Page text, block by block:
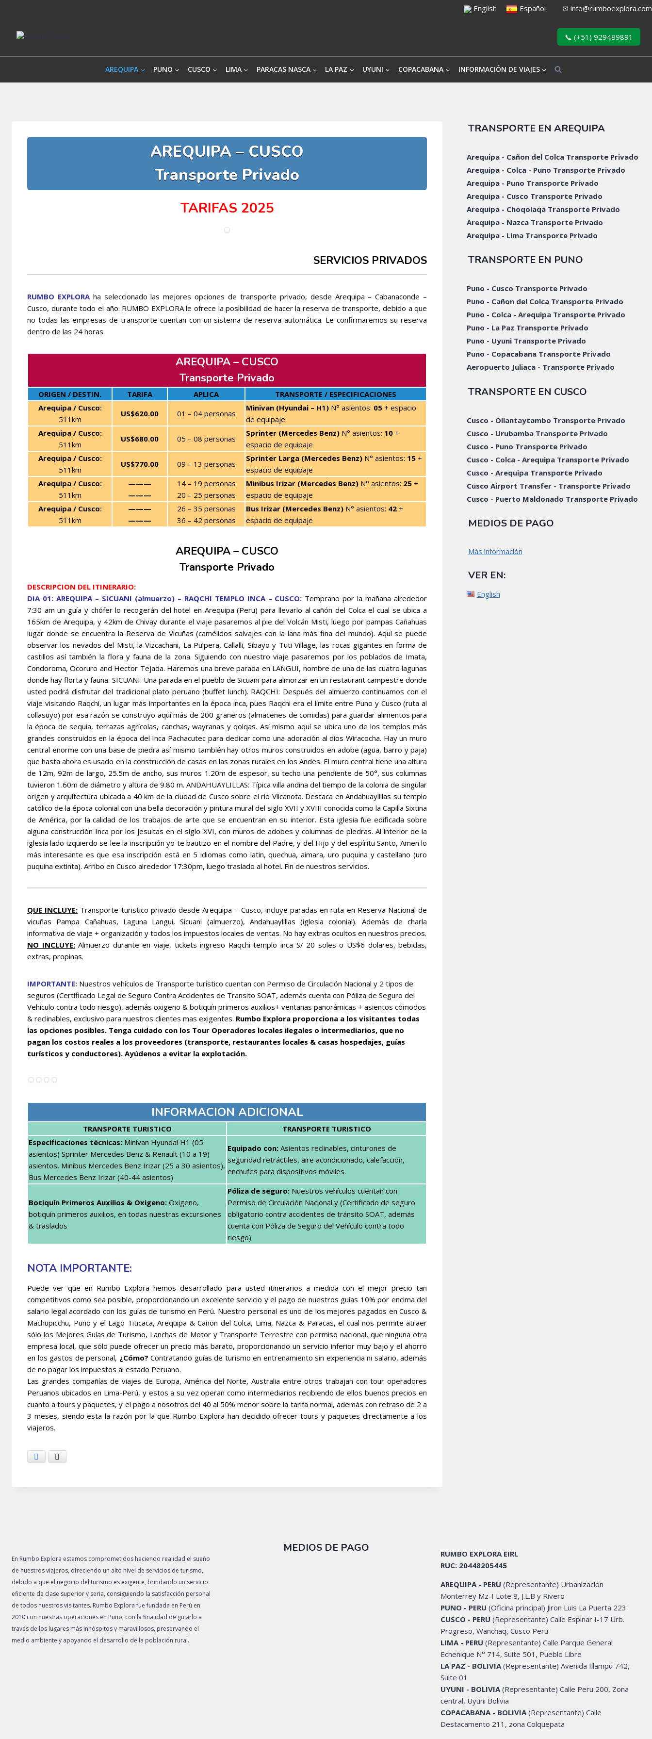
contenido
English Español ✉ info@rumboexplora.com
📞 (+51) 929489891
AREQUIPA PUNO CUSCO LIMA PARACAS NASCA LA PAZ UYUNI COPACABANA INFORMACIÓN DE VIAJES
AREQUIPA – CUSCO
Transporte Privado
TARIFAS 2025
SERVICIOS PRIVADOS
RUMBO EXPLORAha seleccionado las mejores opciones de transporte privado, desde Arequipa – Cabanaconde –
Cusco, durante todo el año. RUMBO EXPLORA le ofrece la posibilidad de hacer la reserva de transporte, debido a que
no todas las empresas de transporte cuentan con un sistema de reserva automática. Le confirmaremos su reserva
dentro de las 24 horas.
AREQUIPA – CUSCO
Transporte Privado
ORIGEN / DESTIN. TARIFA APLICA
TRANSPORTE / ESPECIFICACIONES
Arequipa / Cusco:
511km
US$620.00 01 – 04 personas
Minivan (Hyundai – H1) N° asientos: 05 + espacio
de equipaje
Arequipa / Cusco:
511km
US$680.00 05 – 08 personas
Sprinter (Mercedes Benz) N° asientos: 10 +
espacio de equipaje
Arequipa / Cusco:
511km
US$770.00 09 – 13 personas
Sprinter Larga (Mercedes Benz) N° asientos: 15 +
espacio de equipaje
Arequipa / Cusco:
511km
———
———
14 – 19 personas
20 – 25 personas
Minibus Irizar (Mercedes Benz) N° asientos: 25 +
espacio de equipaje
Arequipa / Cusco:
511km
———
———
26 – 35 personas
36 – 42 personas
Bus Irizar (Mercedes Benz) N° asientos: 42 +
espacio de equipaje
AREQUIPA – CUSCO
Transporte Privado
DESCRIPCION DEL ITINERARIO:
DIA 01: AREQUIPA – SICUANI (almuerzo) – RAQCHI TEMPLO INCA – CUSCO: Temprano por la mañana alrededor
7:30 am un guía y chófer lo recogerán del hotel en Arequipa (Peru) para llevarlo al cañón del Colca el cual se ubica a
165km de Arequipa, y 42km de Chivay durante el viaje pasaremos al pie del Volcán Misti, luego por pampas Cañahuas
lugar donde se encuentra la Reserva de Vicuñas (camélidos salvajes con la lana más fina del mundo). Aquí se puede
observar los nevados del Misti, la Vizcachani, La Pulpera, Callalli, Sibayo y Tuti Village, las rocas gigantes en forma de
castillos así también la flora y fauna de la zona. Siguiendo con nuestro viaje pasaremos por los poblados de Imata,
Condoroma, Ocoruro and Hector Tejada. Haremos una breve parada en LANGUI, nombre de una de las cuatro lagunas
donde hay florta y fauna. SICUANI: Una parada en el pueblo de Sicuani para almorzar en un restaurant campestre donde
usted podrá disfrutar del tradicional plato peruano (buffet lunch). RAQCHI: Después del almuerzo continuamos con el
viaje visitando Raqchi, un lugar más importantes en la época inca, pues Raqchi era el límite entre Puno y Cusco (ruta al
collasuyo) por esa razón se construyo aquí más de 200 graneros (almacenes de comidas) para guardar alimentos para
la época de sequia, terrazas agrícolas, canchas, wayranas y qolqas. Así mismo aquí se ubica uno de los templos más
grandes construidos en la época del Inca Pachacutec para dedicar como una adoración al dios Wiracocha. Hay un muro
central enorme con una base de piedra así mismo también hay otros muros construidos en adobe (agua, barro y paja)
que hasta ahora es usado en la construcción de casas en las zonas rurales en los Andes. El muro central tiene una altura
de 12m, 92m de largo, 25.5m de ancho, sus muros 1.20m de espesor, su techo una pendiente de 50°, sus columnas
tuvieron 1.60m de diámetro y altura de 9.80 m. ANDAHUAYLILLAS: Típica villa andina del tiempo de la colonia de singular
origen y arquitectura ubicada a 40 km de la ciudad de Cusco sobre el rio Vilcanota. Destaca en Andahuaylillas su templo
católico de la época colonial con una bella decoración y pintura mural del siglo XVII y XVIII conocida como la Capilla Sixtina
de América, por la calidad de los trabajos de arte que se encuentran en su interior. Esta iglesia fue edificada sobre
alguna construcción Inca por los jesuitas en el siglo XVI, con muros de adobes y columnas de piedras. Al interior de la
iglesia lado izquierdo se lee la inscripción yo te bautizo en el nombre del Padre, y del Hijo y del espíritu Santo, Amen lo
más interesante es que esa inscripción está en 5 idiomas como latin, quechua, aimara, uro puquina y castellano (uro
puquina extinta). Arribo en Cusco alrededor 17:30pm, luego traslado al hotel. Fin de nuestros servicios.
QUE INCLUYE: Transporte turistico privado desde Arequipa – Cusco, incluye paradas en ruta en Reserva Nacional de
vicuñas Pampa Cañahuas, Laguna Langui, Sicuani (almuerzo), Andahuaylillas (iglesia colonial). Además de charla
informativa de viaje + organización y todos los impuestos locales de ventas. No hay extras ocultos en nuestros precios.
NO INCLUYE:Almuerzo durante en viaje, tickets ingreso Raqchi templo inca S/ 20 soles o US$6 dolares, bebidas,
extras, propinas.
IMPORTANTE: Nuestros vehículos de Transporte turístico cuentan con Permiso de Circulación Nacional y 2 tipos de
seguros (Certificado Legal de Seguro Contra Accidentes de Transito SOAT, además cuenta con Póliza de Seguro del
Vehículo contra todo riesgo), además oxigeno & botiquín primeros auxilios+ ventanas panorámicas + asientos cómodos
& reclinables, exclusivo para nuestros clientes mas exigentes. Rumbo Explora proporciona a los visitantes todas
las opciones posibles. Tenga cuidado con los Tour Operadores locales ilegales o intermediarios, que no
pagan los costos reales a los proveedores (transporte, restaurantes locales & casas hospedajes, guías
turísticos y conductores). Ayúdenos a evitar la explotación.
INFORMACION ADICIONAL
TRANSPORTE TURISTICO
TRANSPORTE TURISTICO
Especificaciones técnicas: Minivan Hyundai H1 (05
asientos) Sprinter Mercedes Benz & Renault (10 a 19)
asientos, Minibus Mercedes Benz Irizar (25 a 30 asientos),
Bus Mercedes Benz Irizar (40-44 asientos)
Equipado con: Asientos reclinables, cinturones de
seguridad retráctiles, aire acondicionado, calefacción,
enchufes para dispositivos móviles.
Botiquín Primeros Auxilios & Oxigeno: Oxigeno,
botiquín primeros auxilios, en todas nuestras excursiones
& traslados
Póliza de seguro: Nuestros vehículos cuentan con
Permiso de Circulación Nacional y (Certificado de seguro
obligatorio contra accidentes de tránsito SOAT, además
cuenta con Póliza de Seguro del Vehículo contra todo
riesgo)
NOTA IMPORTANTE:
Puede ver que en Rumbo Explora hemos desarrollado para usted itinerarios a medida con el mejor precio tan
competitivos como sea posible, proporcionando un excelente servicio y el pago de nuestros guías 10% por encima del
salario legal acordado con los guías de turismo en Perú. Nuestro personal es uno de los mejores pagados en Cusco &
Machupicchu, Puno y el Lago Titicaca, Arequipa & Cañon del Colca, Lima, Nazca & Paracas, el cual nos permite atraer
sólo los Mejores Guías de Turismo, Lanchas de Motor y Transporte Terrestre con permiso nacional, que ninguna otra
empresa local, que sólo puede ofrecer un precio más barato, proporcionando un servicio inferior muy bajo y el ahorro
en los gastos de personal, ¿Cómo? Contratando guías de turismo en entrenamiento sin experiencia ni salario, además
de no pagar los impuestos al estado Peruano.
Las grandes compañías de viajes de Europa, América del Norte, Australia entre otros trabajan con tour operadores
Peruanos ubicados en Lima-Perú, y estos a su vez operan como intermediarios recibiendo de ellos buenos precios en
cuanto a tours y paquetes, y el pago a nosotros del 40 al 50% menor sobre la tarifa normal, además con retraso de 2 a
3 meses, siendo esta la razón por la que Rumbo Explora han decidido ofrecer tours y paquetes directamente a los
viajeros.
Facebook
TRANSPORTE EN AREQUIPA
Arequipa - Cañon del Colca Transporte Privado
Arequipa - Colca - Puno Transporte Privado
Arequipa - Puno Transporte Privado
Arequipa - Cusco Transporte Privado
Arequipa - Choqolaqa Transporte Privado
Arequipa - Nazca Transporte Privado
Arequipa - Lima Transporte Privado
TRANSPORTE EN PUNO
Puno - Cusco Transporte Privado
Puno - Cañon del Colca Transporte Privado
Puno - Colca - Arequipa Transporte Privado
Puno - La Paz Transporte Privado
Puno - Uyuni Transporte Privado
Puno - Copacabana Transporte Privado
Aeropuerto Juliaca - Transporte Privado
TRANSPORTE EN CUSCO
Cusco - Ollantaytambo Transporte Privado
Cusco - Urubamba Transporte Privado
Cusco - Puno Transporte Privado
Cusco - Colca - Arequipa Transporte Privado
Cusco - Arequipa Transporte Privado
Cusco Airport Transfer - Transporte Privado
Cusco - Puerto Maldonado Transporte Privado
MEDIOS DE PAGO
Más información
VER EN:
English
En Rumbo Explora estamos comprometidos haciendo realidad el sueño
de nuestros viajeros, ofreciendo un alto nivel de servicios de turismo,
debido a que el negocio del turismo es exigente, brindando un servicio
eficiente de clase superior y seria, consiguiendo la satisfacción personal
de todos nuestros visitantes. Rumbo Explora fue fundada en Perú en
2010 con nuestras operaciones en Puno, con la finalidad de guiarlo a
través de los lugares más inhóspitos y maravillosos, preservando el
medio ambiente y apoyando el desarrollo de la población rural.
MEDIOS DE PAGO
RUMBO EXPLORA EIRL
RUC: 20448205445
AREQUIPA - PERU (Representante) Urbanizacion
Monterrey Mz-I Lote 8, J.L.B y Rivero
PUNO - PERU (Oficina principal) Jiron Luis La Puerta 223
CUSCO - PERU (Representante) Calle Espinar I-17 Urb.
Progreso, Wanchaq, Cusco Peru
LIMA - PERU (Representante) Calle Parque General
Echenique N° 714, Suite 501, Pueblo Libre
LA PAZ - BOLIVIA (Representante) Avenida Illampu 742,
Suite 01
UYUNI - BOLIVIA (Representante) Calle Peru 200, Zona
central, Uyuni Bolivia
COPACABANA - BOLIVIA (Representante) Calle
Destacamento 211, zona Colquepata